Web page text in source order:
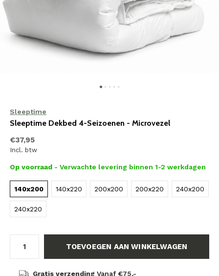
Sleeptime
Sleeptime Dekbed 4-Seizoenen - Microvezel
€37,95
Incl. btw
Op voorraad - Verwachte levering binnen 1-2 werkdagen
140x200 140x220 200x200 200x220 240x200
240x220
TOEVOEGEN AAN WINKELWAGEN
Gratis verzending Vanaf €75,-